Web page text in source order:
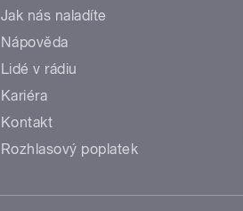
Jak nás naladíte
Nápověda
Lidé v rádiu
Kariéra
Kontakt
Rozhlasový poplatek